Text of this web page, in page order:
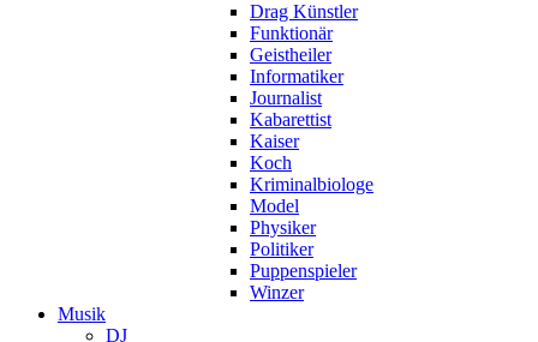
Drag Künstler
Funktionär
Geistheiler
Informatiker
Journalist
Kabarettist
Kaiser
Koch
Kriminalbiologe
Model
Physiker
Politiker
Puppenspieler
Winzer
Musik
DJ